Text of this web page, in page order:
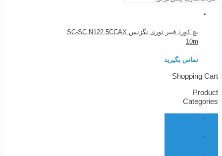
پچ کورد فیبر نوری نگزنس SC-SC N122.5CCAX
10m
تماس بگیرید
Shopping Cart
Product
Categories